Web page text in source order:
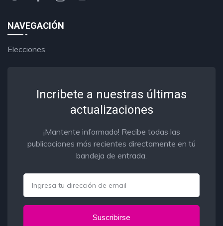
NAVEGACIÓN
Elecciones
Incribete a nuestras últimas
actualizaciones
¡Mantente informado! Recibe todas las
publicaciones más recientes directamente en tú
bandeja de entrada.
Suscribirse